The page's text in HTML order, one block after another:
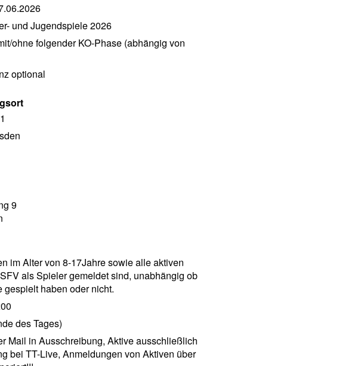
und Jugendspiele 2026
ohne folgender KO-Phase (abhängig von
optional
9
im Alter von 8-17Jahre sowie alle aktiven
als Spieler gemeldet sind, unabhängig ob
gespielt haben oder nicht.
des Tages)
Mail in Ausschreibung, Aktive ausschließlich
bei TT-Live, Anmeldungen von Aktiven über